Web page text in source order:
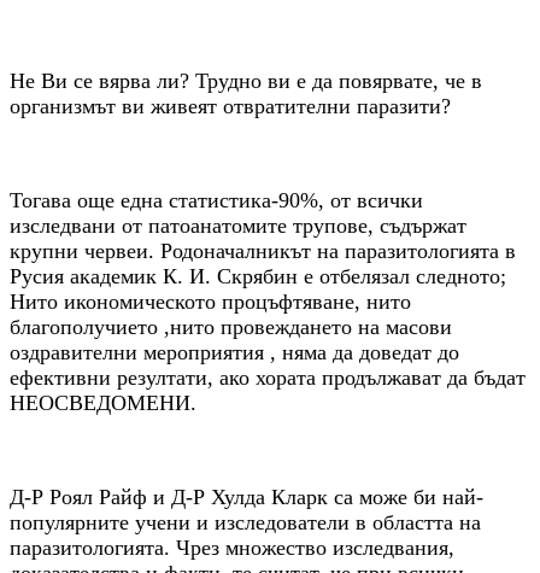
Не Ви се вярва ли? Трудно ви е да повярвате, че в
организмът ви живеят отвратителни паразити?
Тогава още една статистика-90%, от всички
изследвани от патоанатомите трупове, съдържат
крупни червеи. Родоначалникът на паразитологията в
Русия академик К. И. Скрябин е отбелязал следното;
Нито икономическото процъфтяване, нито
благополучието ,нито провеждането на масови
оздравителни мероприятия , няма да доведат до
ефективни резултати, ако хората продължават да бъдат
НЕОСВЕДОМЕНИ.
Д-Р Роял Райф и Д-Р Хулда Кларк са може би най-
популярните учени и изследователи в областта на
паразитологията. Чрез множество изследвания,